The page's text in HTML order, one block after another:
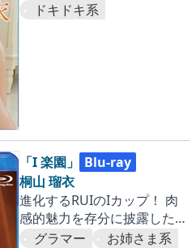
ドキドキ系
「I 楽園」
Blu-ray
桐山 瑠衣
進化するRUIのIカップ！ 肉
感的魅力を存分に披露した第
二弾。『海外篇』
グラマー
お姉さま系